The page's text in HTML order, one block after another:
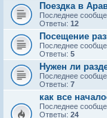
Поездка в
Последнее
Ответы: 12
Посещение
Последнее
Ответы: 5
Нужен ли
Последнее
Ответы: 7
как все
Последнее
Ответы: 24